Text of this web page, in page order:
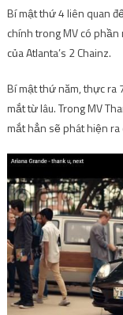
Bí mật thứ 4 liên quan
chính trong MV có
của Atlanta’s 2 Chainz.
Bí mật thứ năm, thực ra
mắt từ lâu. Trong MV
mắt hẳn sẽ phát hiện ra